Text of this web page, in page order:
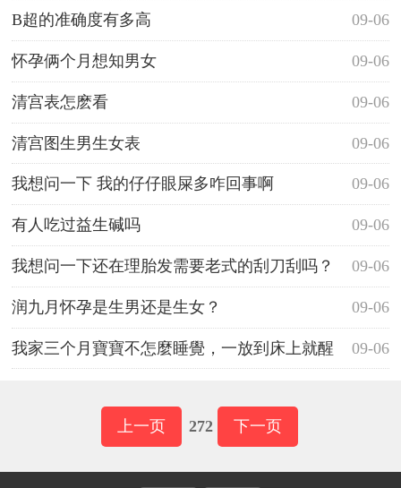
09-06
B超的准确度有多高
09-06
怀孕俩个月想知男女
09-06
清宫表怎麽看
09-06
清宫图生男生女表
09-06
我想问一下 我的仔仔眼屎多咋回事啊
09-06
有人吃过益生碱吗
09-06
我想问一下还在理胎发需要老式的刮刀刮吗？
09-06
润九月怀孕是生男还是生女？
09-06
我家三个月寶寶不怎麼睡覺，一放到床上就醒
上一页 272 下一页